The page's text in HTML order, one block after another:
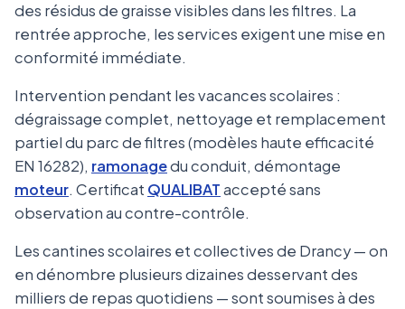
des résidus de graisse visibles dans les filtres. La
rentrée approche, les services exigent une mise en
conformité immédiate.
Intervention pendant les vacances scolaires :
dégraissage complet, nettoyage et remplacement
partiel du parc de filtres (modèles haute efficacité
EN 16282), ramonagedu conduit, démontage
moteur. Certificat QUALIBATaccepté sans
observation au contre-contrôle.
Les cantines scolaires et collectives de Drancy — on
en dénombre plusieurs dizaines desservant des
milliers de repas quotidiens — sont soumises à des